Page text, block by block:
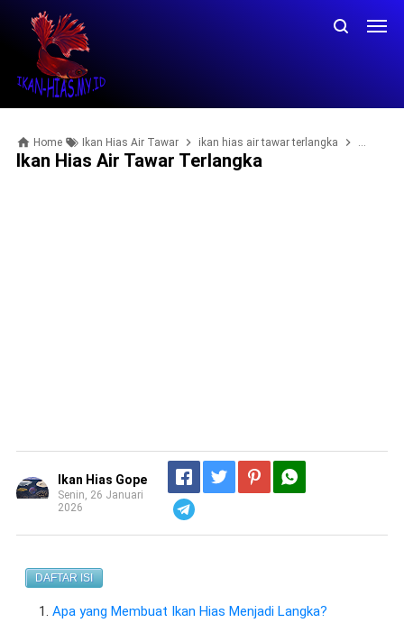
Home Ikan Hias Air Tawar ikan hias air tawar terlangka ikan
Ikan Hias Air Tawar Terlangka
Ikan Hias Gope
Senin, 26 Januari
2026
DAFTAR ISI
Apa yang Membuat Ikan Hias Menjadi Langka?